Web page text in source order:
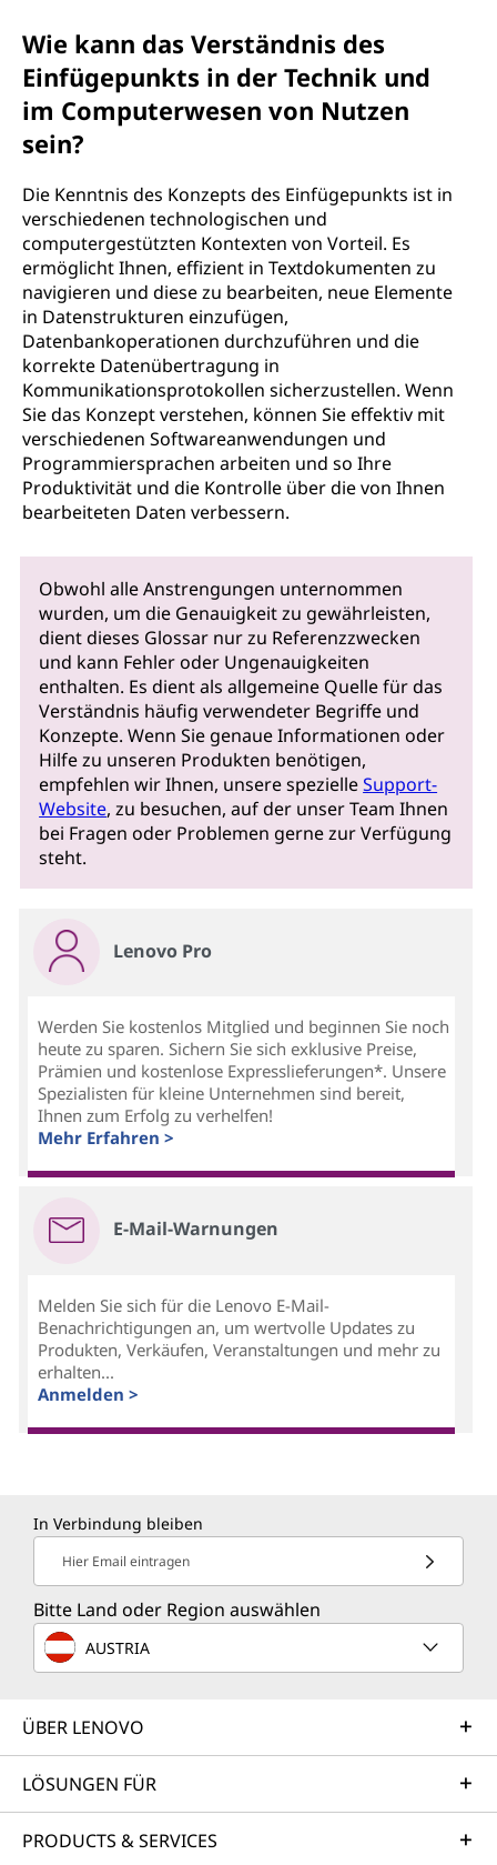
Wie kann das Verständnis des
Einfügepunkts in der Technik und
im Computerwesen von Nutzen
sein?
Die Kenntnis des Konzepts des Einfügepunkts ist in
verschiedenen technologischen und
computergestützten Kontexten von Vorteil. Es
ermöglicht Ihnen, effizient in Textdokumenten zu
navigieren und diese zu bearbeiten, neue Elemente
in Datenstrukturen einzufügen,
Datenbankoperationen durchzuführen und die
korrekte Datenübertragung in
Kommunikationsprotokollen sicherzustellen. Wenn
Sie das Konzept verstehen, können Sie effektiv mit
verschiedenen Softwareanwendungen und
Programmiersprachen arbeiten und so Ihre
Produktivität und die Kontrolle über die von Ihnen
bearbeiteten Daten verbessern.
Obwohl alle Anstrengungen unternommen
wurden, um die Genauigkeit zu gewährleisten,
dient dieses Glossar nur zu Referenzzwecken
und kann Fehler oder Ungenauigkeiten
enthalten. Es dient als allgemeine Quelle für das
Verständnis häufig verwendeter Begriffe und
Konzepte. Wenn Sie genaue Informationen oder
Hilfe zu unseren Produkten benötigen,
empfehlen wir Ihnen, unsere spezielleSupport-
Website, zu besuchen, auf der unser Team Ihnen
bei Fragen oder Problemen gerne zur Verfügung
steht.
Lenovo Pro
Werden Sie kostenlos Mitglied und beginnen Sie noch
heute zu sparen. Sichern Sie sich exklusive Preise,
Prämien und kostenlose Expresslieferungen*. Unsere
Spezialisten für kleine Unternehmen sind bereit,
Ihnen zum Erfolg zu verhelfen!
Mehr Erfahren >
E-Mail-Warnungen
Melden Sie sich für die Lenovo E-Mail-
Benachrichtigungen an, um wertvolle Updates zu
Produkten, Verkäufen, Veranstaltungen und mehr zu
erhalten...
Anmelden >
In Verbindung bleiben
Hier Email eintragen
Bitte Land oder Region auswählen
AUSTRIA
ÜBER LENOVO
LÖSUNGEN FÜR
PRODUCTS & SERVICES